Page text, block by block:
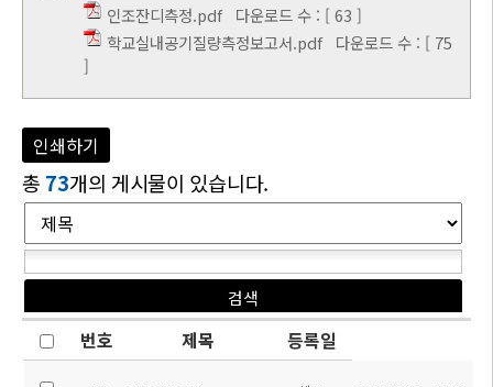
인조잔디측정.pdf다운로드 수 : [ 63 ]
학교실내공기질량측정보고서.pdf다운로드 수 : [ 75
]
인쇄하기
총 73개의 게시물이 있습니다.
번호 제목 등록일